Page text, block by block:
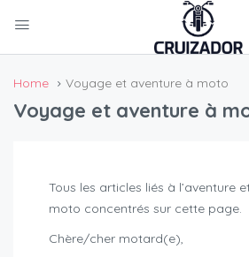
Home Voyage et aventure à moto
Voyage et aventure à
Tous les articles liés à l’aventure
moto concentrés sur cette page.
Chère/cher motard(e),